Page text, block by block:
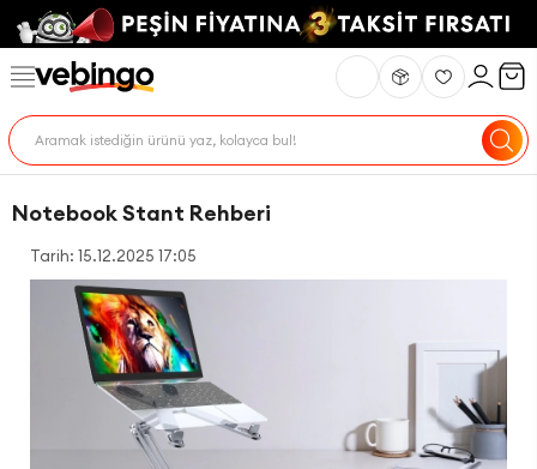
Notebook Stant Rehberi
Tarih: 15.12.2025 17:05